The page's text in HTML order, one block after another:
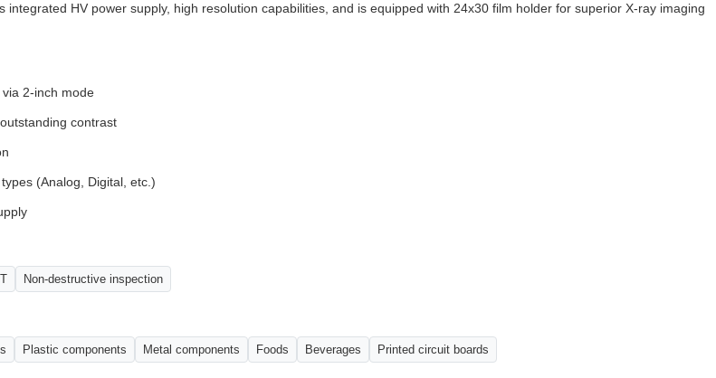
integrated HV power supply, high resolution capabilities, and is equipped with 24x30 film holder for superior X-ray imaging
2-inch mode
contrast
(Analog, Digital, etc.)
Non-destructive inspection
Plastic components Metal components Foods Beverages Printed circuit boards